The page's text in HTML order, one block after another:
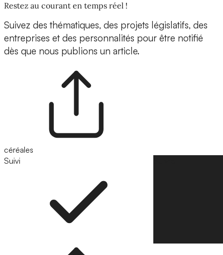
Restez au courant en temps réel !
Suivez des thématiques, des projets législatifs, des
entreprises et des personnalités pour être notifié
dès que nous publions un article.
céréales
Suivi